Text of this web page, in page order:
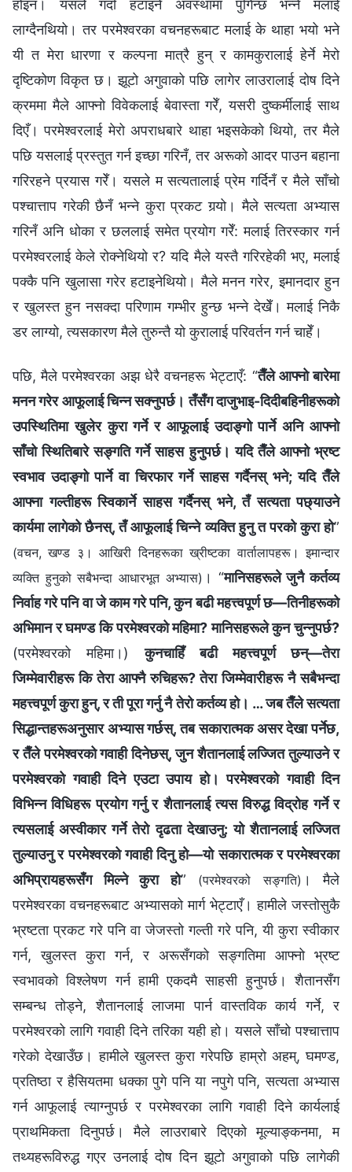
होइन। यसले गर्दा हटाइने अवस्थामा पुगिन्छ भन्‍ने मलाई
लाग्दैनथियो। तर परमेश्‍वरका वचनहरूबाट मलाई के थाहा भयो भने
यी त मेरा धारणा र कल्‍पना मात्रै हुन् र कामकुरालाई हेर्ने मेरो
दृष्टिकोण विकृत छ। झूटो अगुवाको पछि लागेर लाउरालाई दोष दिने
क्रममा मैले आफ्‍नो विवेकलाई बेवास्ता गरेँ, यसरी दुष्कर्मीलाई साथ
दिएँ। परमेश्‍वरलाई मेरो अपराधबारे थाहा भइसकेको थियो, तर मैले
पछि यसलाई प्रस्तुत गर्न इच्‍छा गरिनँ, तर अरूको आदर पाउन बहाना
गरिरहने प्रयास गरेँ। यसले म सत्यतालाई प्रेम गर्दिनँ र मैले साँचो
पश्‍चात्ताप गरेकी छैनँ भन्‍ने कुरा प्रकट गर्‍यो। मैले सत्यता अभ्यास
गरिनँ अनि धोका र छललाई समेत प्रयोग गरेँ: मलाई तिरस्कार गर्न
परमेश्‍वरलाई केले रोक्‍नेथियो र? यदि मैले यस्तै गरिरहेकी भए, मलाई
पक्‍कै पनि खुलासा गरेर हटाइनेथियो। मैले मनन गरेर, इमानदार हुन
र खुलस्त हुन नसक्दा परिणाम गम्‍भीर हुन्छ भन्‍ने देखेँ। मलाई निकै
डर लाग्यो, त्यसकारण मैले तुरुन्तै यो कुरालाई परिवर्तन गर्न चाहेँ।
पछि, मैले परमेश्‍वरका अझ धेरै वचनहरू भेट्टाएँ: “तैँले आफ्‍नो बारेमा
मनन गरेर आफूलाई चिन्‍न सक्‍नुपर्छ। तँसँग दाजुभाइ-दिदीबहिनीहरूको
उपस्थितिमा खुलेर कुरा गर्ने र आफूलाई उदाङ्गो पार्ने अनि आफ्‍नो
साँचो स्थितिबारे सङ्गति गर्ने साहस हुनुपर्छ। यदि तैँले आफ्‍नो भ्रष्ट
स्वभाव उदाङ्गो पार्ने वा चिरफार गर्ने साहस गर्दैनस् भने; यदि तैँले
आफ्‍ना गल्तीहरू स्विकार्ने साहस गर्दैनस् भने, तँ सत्यता पछ्याउने
कार्यमा लागेको छैनस्, तँ आफूलाई चिन्‍ने व्यक्ति हुनु त परको कुरा हो”
(वचन, खण्ड ३। आखिरी दिनहरूका ख्रीष्टका वार्तालापहरू। इमान्दार
व्यक्ति हुनुको सबैभन्दा आधारभूत अभ्यास) । “मानिसहरूले जुनै कर्तव्य
निर्वाह गरे पनि वा जे काम गरे पनि, कुन बढी महत्त्वपूर्ण छ—तिनीहरूको
अभिमान र घमण्ड कि परमेश्‍वरको महिमा? मानिसहरूले कुन चुन्‍नुपर्छ?
(परमेश्‍वरको महिमा।)कुनचाहिँ बढी महत्त्वपूर्ण छन्—तेरा
जिम्‍मेवारीहरू कि तेरा आफ्‍नै रुचिहरू? तेरा जिम्‍मेवारीहरू नै सबैभन्दा
महत्त्वपूर्ण कुरा हुन्, र ती पूरा गर्नु नै तेरो कर्तव्य हो। … जब तैँले सत्यता
सिद्धान्तहरूअनुसार अभ्यास गर्छस्, तब सकारात्मक असर देखा पर्नेछ,
र तैँले परमेश्‍वरको गवाही दिनेछस्, जुन शैतानलाई लज्जित तुल्याउने र
परमेश्‍वरको गवाही दिने एउटा उपाय हो। परमेश्‍वरको गवाही दिन
विभिन्न विधिहरू प्रयोग गर्नु र शैतानलाई त्यस विरुद्ध विद्रोह गर्ने र
त्यसलाई अस्वीकार गर्ने तेरो दृढता देखाउनु: यो शैतानलाई लज्जित
तुल्याउनु र परमेश्‍वरको गवाही दिनु हो—यो सकारात्मक र परमेश्‍वरका
अभिप्रायहरूसँग मिल्ने कुरा हो” (परमेश्‍वरको सङ्गति) । मैले
परमेश्‍वरका वचनहरूबाट अभ्यासको मार्ग भेट्टाएँ। हामीले जस्तोसुकै
भ्रष्टता प्रकट गरे पनि वा जेजस्तो गल्ती गरे पनि, यी कुरा स्वीकार
गर्न, खुलस्त कुरा गर्न, र अरूसँगको सङ्गतिमा आफ्नो भ्रष्ट
स्वभावको विश्‍लेषण गर्न हामी एकदमै साहसी हुनुपर्छ। शैतानसँग
सम्‍बन्ध तोड्ने, शैतानलाई लाजमा पार्न वास्तविक कार्य गर्ने, र
परमेश्‍वरको लागि गवाही दिने तरिका यही हो। यसले साँचो पश्‍चात्ताप
गरेको देखाउँछ। हामीले खुलस्त कुरा गरेपछि हाम्रो अहम्, घमण्ड,
प्रतिष्ठा र हैसियतमा धक्‍का पुगे पनि या नपुगे पनि, सत्यता अभ्यास
गर्न आफूलाई त्याग्‍नुपर्छ र परमेश्‍वरका लागि गवाही दिने कार्यलाई
प्राथमिकता दिनुपर्छ। मैले लाउराबारे दिएको मूल्याङ्कनमा, म
तथ्यहरूविरुद्ध गएर उनलाई दोष दिन झूटो अगुवाको पछि लागेकी